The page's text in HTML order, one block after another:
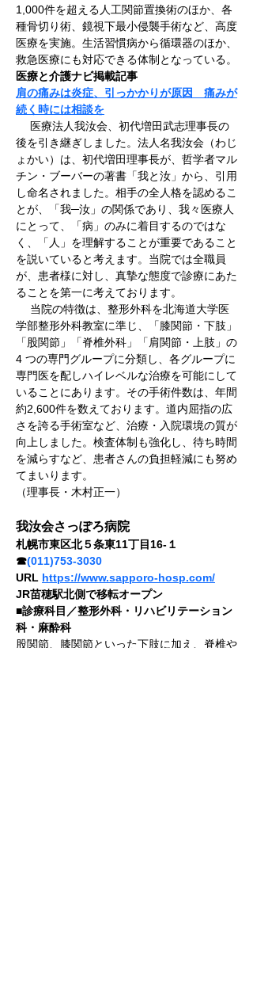
1,000件を超える人工関節置換術のほか、各
種骨切り術、鏡視下最小侵襲手術など、高度
医療を実施。生活習慣病から循環器のほか、
救急医療にも対応できる体制となっている。
医療と介護ナビ掲載記事
肩の痛みは炎症、引っかかりが原因　痛みが
続く時には相談を
医療法人我汝会、初代増田武志理事長の
後を引き継ぎしました。法人名我汝会（わじ
ょかい）は、初代増田理事長が、哲学者マル
チン・ブーバーの著書「我と汝」から、引用
し命名されました。相手の全人格を認めるこ
とが、「我─汝」の関係であり、我々医療人
にとって、「病」のみに着目するのではな
く、「人」を理解することが重要であること
を説いていると考えます。当院では全職員
が、患者様に対し、真摯な態度で診療にあた
ることを第一に考えております。
当院の特徴は、整形外科を北海道大学医
学部整形外科教室に準じ、「膝関節・下肢」
「股関節」「脊椎外科」「肩関節・上肢」の
4 つの専門グループに分類し、各グループに
専門医を配しハイレベルな治療を可能にして
いることにあります。その手術件数は、年間
約2,600件を数えております。道内屈指の広
さを誇る手術室など、治療・入院環境の質が
向上しました。検査体制も強化し、待ち時間
を減らすなど、患者さんの負担軽減にも努め
てまいります。
（理事長・木村正一）
我汝会さっぽろ病院
札幌市東区北５条東11丁目16-１
☎(011)753-3030
URL https://www.sapporo-hosp.com/
JR苗穂駅北側で移転オープン
■診療科目／整形外科・リハビリテーション
科・麻酔科
股関節、膝関節といった下肢に加え、脊椎や